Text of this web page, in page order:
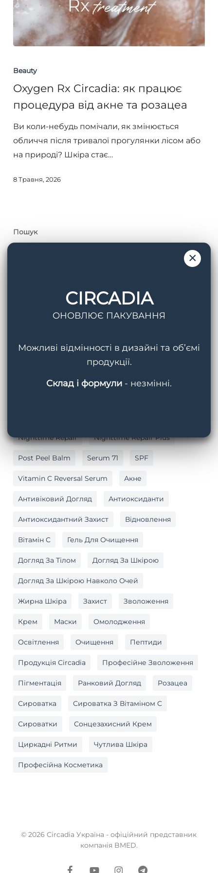
Rx
як
працює
процедура
від
акне
розацеа
Beauty
Oxygen Rx Circadia: як працює
процедура від акне та розацеа
Ви коли-небудь помічали, як змінюється
обличчя після тривалої прогулянки лісом або
на природі? Шкіра стає…
8 Травня, 2026
Пошук
Nighttime Repair Nighttime Repair Plus
Post Peel Balm Serum 71 SPF
Vitamin C Reversal Serum Акне
Антивіковий Догляд Антиоксиданти
Антиоксидантний Захист Відновлення
Вітамін C Гель Для Очищення
Догляд За Тілом Догляд За Шкірою
Догляд За Шкірою Навколо Очей
Жирна Шкіра Захист Зволоження
Крем Маски Омолодження
Освітлення Очищення Пептиди
Продукція Circadia Професійне Зволоження
Пігментація Ранковий Догляд Розацеа
Сироватка Сироватка З Вітаміном C
Сироватки Сонцезахисний Крем
Циркадні Ритми Чутлива Шкіра
Професійна Косметика
© 2026 Circadia Україна - офіційний представник
компанія BMED.
facebookyoutubeinstagramtelegram
×
CIRCADIA
ОНОВЛЮЄ ПАКУВАННЯ
Можливі відмінності в дизайні та об’ємі
продукції.
Склад і формули - незмінні.